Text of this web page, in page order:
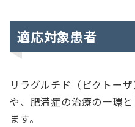
適応対象患者
リラグルチド（ビクトー
や、肥満症の治療の一環
ます。